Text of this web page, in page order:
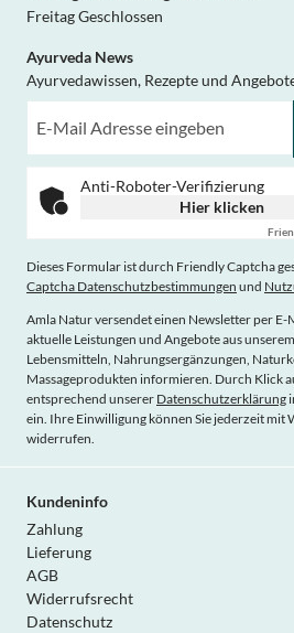
Freitag Geschlossen
Ayurveda News
Ayurvedawissen, Rezepte und
Anti-Roboter-Verifizierung
Hier klicken
Dieses Formular ist durch Friendly Captcha
Captcha Datenschutzbestimmungen und
Amla Natur versendet einen Newsletter per E-
aktuelle Leistungen und Angebote aus
Lebensmitteln, Nahrungsergänzungen,
Massageprodukten informieren. Durch Klick
entsprechend unserer Datenschutzerklärung
ein. Ihre Einwilligung können Sie jederzeit mit
widerrufen.
Kundeninfo
Zahlung
Lieferung
AGB
Widerrufsrecht
Datenschutz